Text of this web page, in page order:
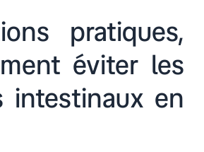
pratiques,
éviter les
intestinaux en